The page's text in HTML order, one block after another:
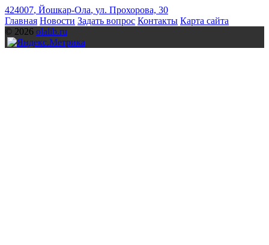
424007, Йошкар-Ола, ул. Прохорова, 30
Главная Новости Задать вопрос Контакты Карта сайта
© 2026 olalib.ru